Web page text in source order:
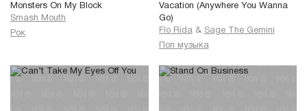
Monsters On My Block
Smash Mouth
Рок
Vacation (Anywhere You Wanna
Go)
Flo Rida & Sage The Gemini
Поп музыка